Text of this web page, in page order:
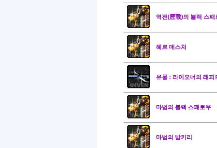
역전(歷戰)의 블랙 스패
헤르 데스처
유물 : 라이오너의 래피
마법의 블랙 스패로우
마법의 발키리